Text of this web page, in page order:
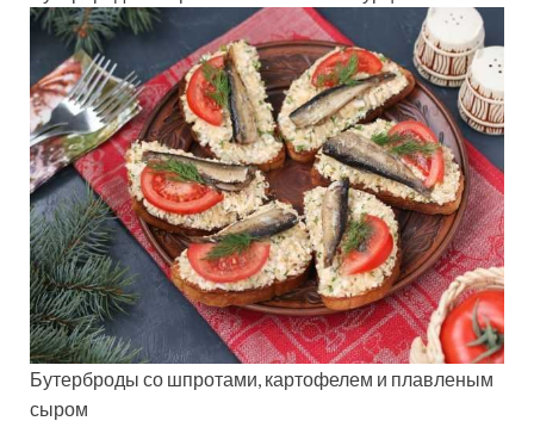
Бутерброды со шпротами, картофелем и плавленым
сыром